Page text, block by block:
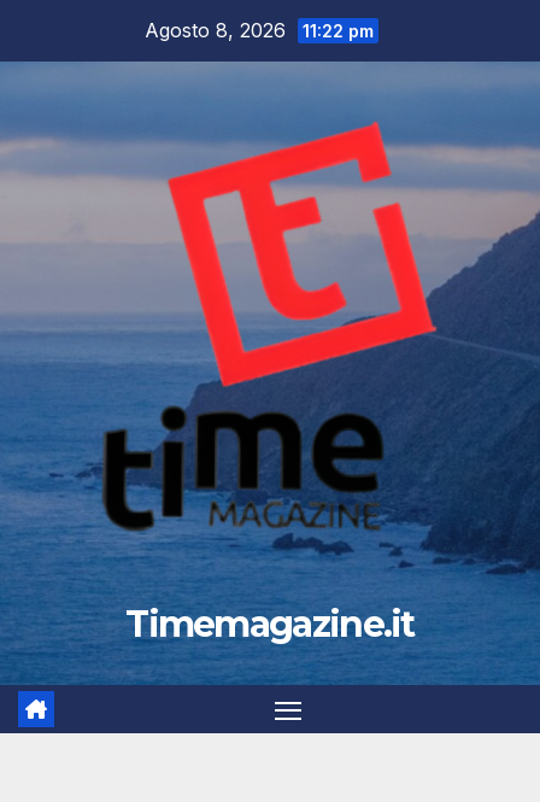
Agosto 8, 2026 11:22 pm
Timemagazine.it